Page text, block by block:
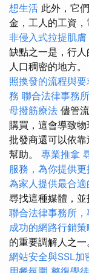
想生活 此外，它
金，工人的工資，
非侵入式拉提肌膚
缺點之一是，行
人口稠密的地方。
照換發的流程與要
務 聯合法律事務
母撥筋療法 儘管
購買，這會導致
批發商還可以依
幫助。 專業推拿
服務，為你提供
為家人提供最合
尋找這種媒體，並
聯合法律事務所
成功的網路行銷策
的重要調解人之一
網站安全與SSL加